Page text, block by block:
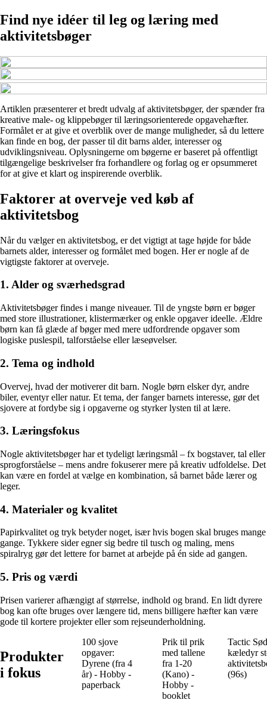
Find nye idéer til leg og læring med
aktivitetsbøger
Artiklen præsenterer et bredt udvalg af aktivitetsbøger, der spænder fra
kreative male- og klippebøger til læringsorienterede opgavehæfter.
Formålet er at give et overblik over de mange muligheder, så du lettere
kan finde en bog, der passer til dit barns alder, interesser og
udviklingsniveau. Oplysningerne om bøgerne er baseret på offentligt
tilgængelige beskrivelser fra forhandlere og forlag og er opsummeret
for at give et klart og inspirerende overblik.
Faktorer at overveje ved køb af
aktivitetsbog
Når du vælger en aktivitetsbog, er det vigtigt at tage højde for både
barnets alder, interesser og formålet med bogen. Her er nogle af de
vigtigste faktorer at overveje.
1. Alder og sværhedsgrad
Aktivitetsbøger findes i mange niveauer. Til de yngste børn er bøger
med store illustrationer, klistermærker og enkle opgaver ideelle. Ældre
børn kan få glæde af bøger med mere udfordrende opgaver som
logiske puslespil, talforståelse eller læseøvelser.
2. Tema og indhold
Overvej, hvad der motiverer dit barn. Nogle børn elsker dyr, andre
biler, eventyr eller natur. Et tema, der fanger barnets interesse, gør det
sjovere at fordybe sig i opgaverne og styrker lysten til at lære.
3. Læringsfokus
Nogle aktivitetsbøger har et tydeligt læringsmål – fx bogstaver, tal eller
sprogforståelse – mens andre fokuserer mere på kreativ udfoldelse. Det
kan være en fordel at vælge en kombination, så barnet både lærer og
leger.
4. Materialer og kvalitet
Papirkvalitet og tryk betyder noget, især hvis bogen skal bruges mange
gange. Tykkere sider egner sig bedre til tusch og maling, mens
spiralryg gør det lettere for barnet at arbejde på én side ad gangen.
5. Pris og værdi
Prisen varierer afhængigt af størrelse, indhold og brand. En lidt dyrere
bog kan ofte bruges over længere tid, mens billigere hæfter kan være
gode til kortere projekter eller som rejseunderholdning.
Produkter
i fokus
100 sjove
opgaver:
Dyrene (fra 4
år) - Hobby -
paperback
Prik til prik
med tallene
fra 1-20
(Kano) -
Hobby -
booklet
Tactic
kæledyr
(96s)